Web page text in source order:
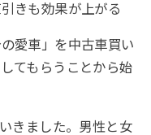
きも効果が上がる
愛車」を中古車買い
てもらうことから始
きました。男性と女